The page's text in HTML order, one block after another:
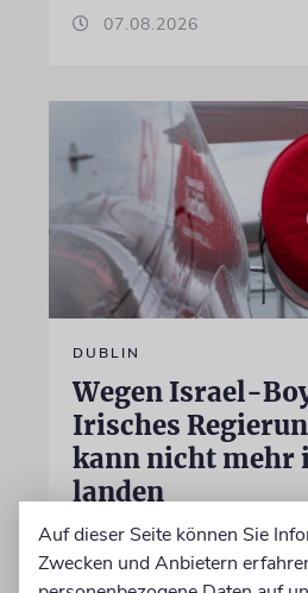
07.08.2026
DUBLIN
Wegen Israel-
Irisches
kann nicht mehr
landen
Beim Kauf der Maschine
das System »FalconEye«
Auf dieser Seite können Sie
Zwecken und Anbietern